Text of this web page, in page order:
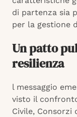
di partenza sia
per la gestione
Un patto
resilienza
l messaggio
visto il
Civile, Consorzi